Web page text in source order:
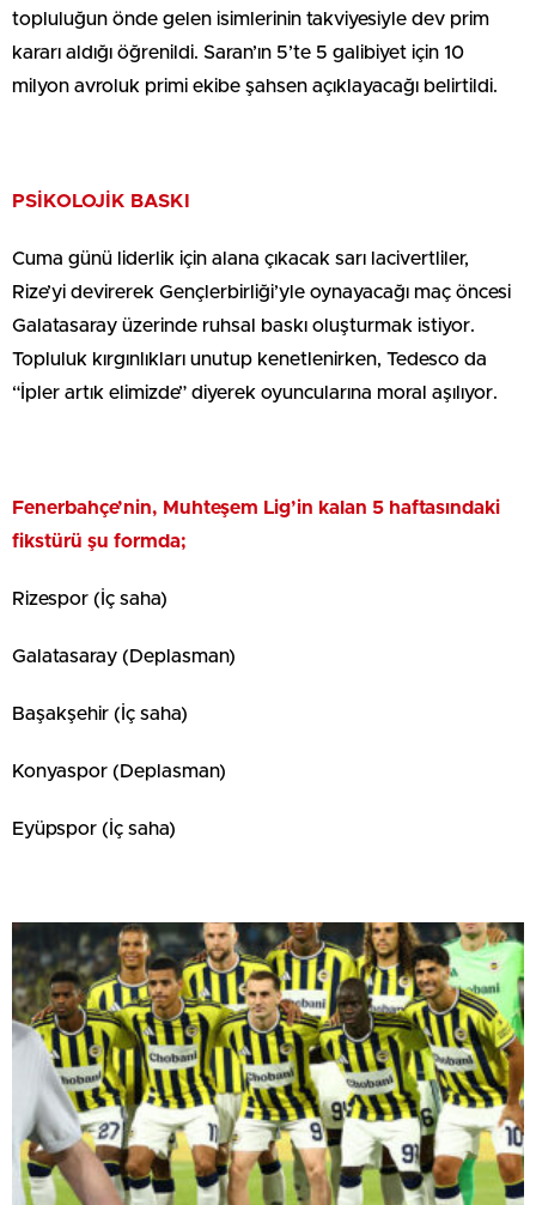
topluluğun önde gelen isimlerinin takviyesiyle dev prim
kararı aldığı öğrenildi. Saran’ın 5’te 5 galibiyet için 10
milyon avroluk primi ekibe şahsen açıklayacağı belirtildi.
PSİKOLOJİK BASKI
Cuma günü liderlik için alana çıkacak sarı lacivertliler,
Rize’yi devirerek Gençlerbirliği’yle oynayacağı maç öncesi
Galatasaray üzerinde ruhsal baskı oluşturmak istiyor.
Topluluk kırgınlıkları unutup kenetlenirken, Tedesco da
“İpler artık elimizde” diyerek oyuncularına moral aşılıyor.
Fenerbahçe’nin, Muhteşem Lig’in kalan 5 haftasındaki
fikstürü şu formda;
Rizespor (İç saha)
Galatasaray (Deplasman)
Başakşehir (İç saha)
Konyaspor (Deplasman)
Eyüpspor (İç saha)